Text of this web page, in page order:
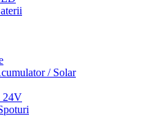
/ Solar
24V